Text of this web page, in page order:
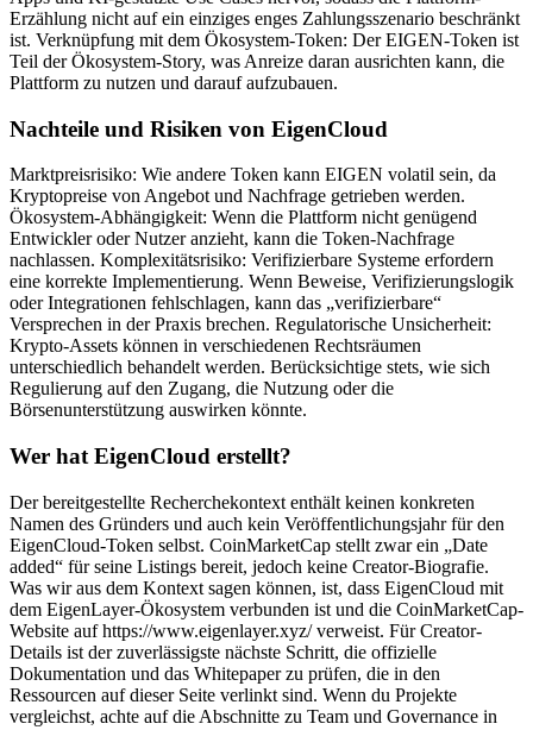
Erzählung nicht auf ein einziges enges Zahlungsszenario beschränkt
ist. Verknüpfung mit dem Ökosystem-Token: Der EIGEN-Token ist
Teil der Ökosystem-Story, was Anreize daran ausrichten kann, die
Plattform zu nutzen und darauf aufzubauen.
Nachteile und Risiken von EigenCloud
Marktpreisrisiko: Wie andere Token kann EIGEN volatil sein, da
Kryptopreise von Angebot und Nachfrage getrieben werden.
Ökosystem-Abhängigkeit: Wenn die Plattform nicht genügend
Entwickler oder Nutzer anzieht, kann die Token-Nachfrage
nachlassen. Komplexitätsrisiko: Verifizierbare Systeme erfordern
eine korrekte Implementierung. Wenn Beweise, Verifizierungslogik
oder Integrationen fehlschlagen, kann das „verifizierbare“
Versprechen in der Praxis brechen. Regulatorische Unsicherheit:
Krypto-Assets können in verschiedenen Rechtsräumen
unterschiedlich behandelt werden. Berücksichtige stets, wie sich
Regulierung auf den Zugang, die Nutzung oder die
Börsenunterstützung auswirken könnte.
Wer hat EigenCloud erstellt?
Der bereitgestellte Recherchekontext enthält keinen konkreten
Namen des Gründers und auch kein Veröffentlichungsjahr für den
EigenCloud-Token selbst. CoinMarketCap stellt zwar ein „Date
added“ für seine Listings bereit, jedoch keine Creator-Biografie.
Was wir aus dem Kontext sagen können, ist, dass EigenCloud mit
dem EigenLayer-Ökosystem verbunden ist und die CoinMarketCap-
Website auf https://www.eigenlayer.xyz/ verweist. Für Creator-
Details ist der zuverlässigste nächste Schritt, die offizielle
Dokumentation und das Whitepaper zu prüfen, die in den
Ressourcen auf dieser Seite verlinkt sind. Wenn du Projekte
vergleichst, achte auf die Abschnitte zu Team und Governance in